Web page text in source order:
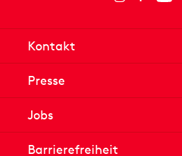
Kontakt
Presse
Jobs
Barrierefreiheit